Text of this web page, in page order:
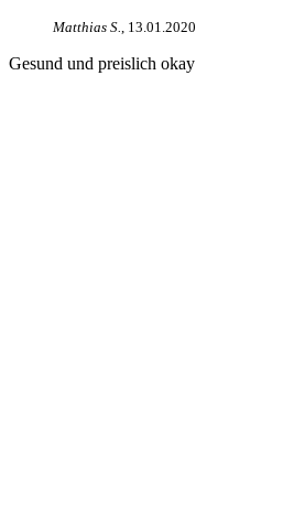
Matthias S., 13.01.2020
Gesund und preislich okay